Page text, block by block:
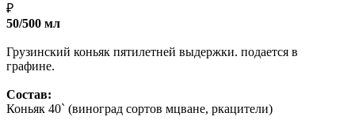
₽
50/500 мл
Грузинский коньяк пятилетней выдержки. подается в
графине.
Состав:
Коньяк 40` (виноград сортов мцване, ркацители)